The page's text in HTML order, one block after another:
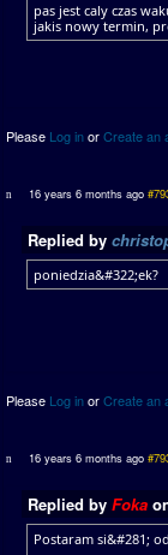
pas jest caly czas
jakis nowy termin,
Please Log inorCreate an
16 years 6 months ago
Replied by
poniedzia&#322;ek?
Please Log inorCreate an
16 years 6 months ago
Replied by Foka
Postaram si&#281;